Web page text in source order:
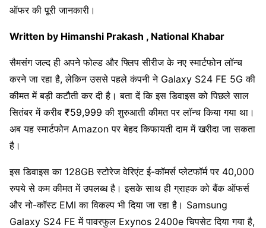
ऑफर की पूरी जानकारी।
Written by Himanshi Prakash , National Khabar
सैमसंग जल्द ही अपने फोल्ड और फ्लिप सीरीज के नए स्मार्टफोन लॉन्च
करने जा रहा है, लेकिन उससे पहले कंपनी ने Galaxy S24 FE 5G की
कीमत में बड़ी कटौती कर दी है। बता दें कि इस डिवाइस को पिछले साल
सितंबर में करीब ₹59,999 की शुरुआती कीमत पर लॉन्च किया गया था।
अब यह स्मार्टफोन Amazon पर बेहद किफायती दाम में खरीदा जा सकता
है।
इस डिवाइस का 128GB स्टोरेज वेरिएंट ई-कॉमर्स प्लेटफॉर्म पर 40,000
रुपये से कम कीमत में उपलब्ध है। इसके साथ ही ग्राहक को बैंक ऑफर्स
और नो-कॉस्ट EMI का विकल्प भी दिया जा रहा है। Samsung
Galaxy S24 FE में पावरफुल Exynos 2400e चिपसेट दिया गया है,